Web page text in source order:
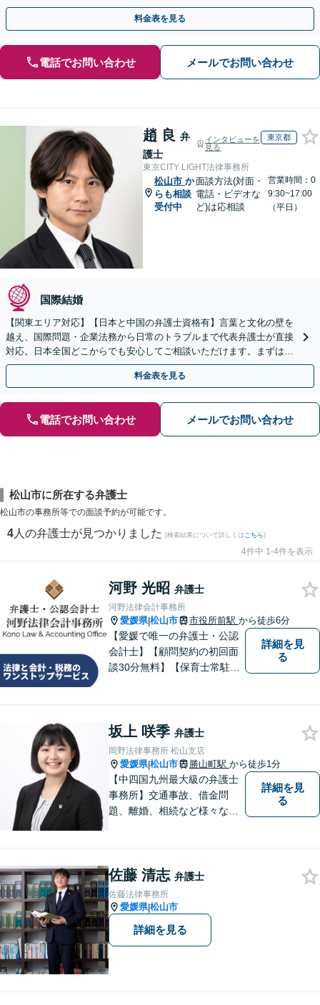
料金表を見る
電話でお問い合わせ メールでお問い合わせ
趙 良 弁
護士
インタビューを
見る
東京都
東京CITY LIGHT法律事務所
松山市 か
らも相談
受付中
面談方法(対面・
電話・ビデオな
ど)は応相談
営業時間：0
9:30~17:00
（平日）
国際結婚
【関東エリア対応】【日本と中国の弁護士資格有】言葉と文化の壁を
越え、国際問題・企業法務から日常のトラブルまで代表弁護士が直接
対応。日本全国どこからでも安心してご相談いただけます。まずは一
歩を踏み出してみませんか。【初回相談無料】
料金表を見る
電話でお問い合わせ メールでお問い合わせ
松山市に所在する弁護士
松山市の事務所等での面談予約が可能です。
4 人の弁護士が見つかりました (検索結果について詳しくは こちら)
4件中 1-4件を表示
河野 光昭 弁護士
河野法律会計事務所
愛媛県|松山市 市役所前駅 から徒歩6分
【愛媛で唯一の弁護士・公認
会計士】【顧問契約の初回面
談30分無料】【保育士常駐】
せください。
詳細を見
る
坂上 咲季 弁護士
岡野法律事務所 松山支店
愛媛県|松山市 勝山町駅 から徒歩1分
【中四国九州最大級の弁護士
事務所】交通事故、借金問
題、離婚、相続など様々な問
い！
詳細を見
る
佐藤 清志 弁護士
佐藤法律事務所
愛媛県|松山市
詳細を見る